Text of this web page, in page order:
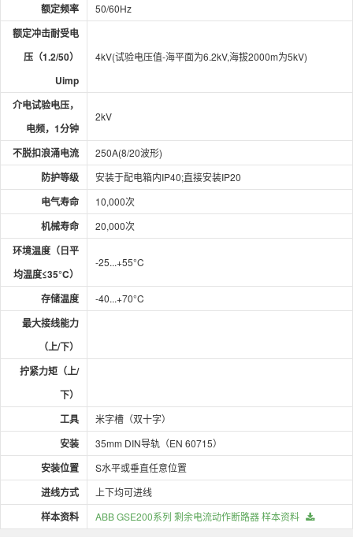
额定频率
50/60Hz
额定冲击耐受电
压（1.2/50）
Uimp
4kV(试验电压值-海平面为6.2kV,海拔2000m为5kV)
介电试验电压，
电频，1分钟
2kV
不脱扣浪涌电流 250A(8/20波形)
防护等级 安装于配电箱内IP40;直接安装IP20
电气寿命 10,000次
机械寿命 20,000次
环境温度（日平
均温度≤35°C）
-25...+55°C
存储温度 -40...+70°C
最大接线能力
（上/下）
拧紧力矩（上/
下）
工具
米字槽（双十字）
安装 35mm DIN导轨（EN 60715）
安装位置 S水平或垂直任意位置
进线方式 上下均可进线
样本资料 ABB GSE200系列 剩余电流动作断路器 样本资料